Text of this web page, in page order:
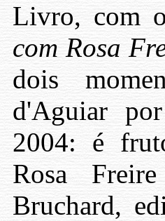
Livro, com
com Rosa
dois
d'Aguiar
2004: é
Rosa
Bruchard,